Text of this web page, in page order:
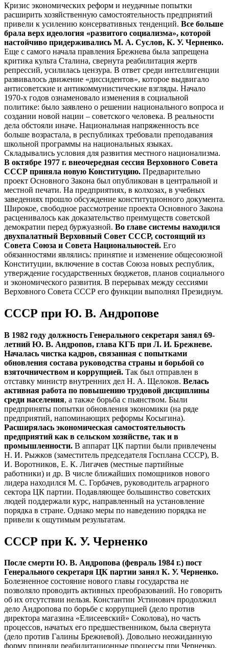
Кризис экономических реформ и неудачные попытки
расширить хозяйственную самостоятельность предприятий
привели к усилению консервативных тенденций. Все больше
брала верх идеология «развитого социализма», которой
настойчиво придерживались М. А. Суслов, К. У. Черненко.
Еще с самого начала правления Брежнева была запрещена
критика культа Сталина, свернута реабилитация жертв
репрессий, усилилась цензура. В ответ среди интеллигенции
развивалось движение «диссидентов», которое выдвигало
антисоветские и антикоммунистические взгляды. Начало
1970-х годов ознаменовало изменения в социальной
политике: было заявлено о решении национального вопроса и
создании новой нации – советского человека. В реальности
дела обстояли иначе. Национальная напряженность все
больше возрастала, в республиках требовали преподавания
школьной программы на национальных языках.
Складывались условия для развития местного национализма.
В октябре 1977 г. внеочередная сессия Верховного Совета
СССР приняла новую Конституцию. Предварительно
проект Основного Закона был опубликован в центральной и
местной печати. На предприятиях, в колхозах, в учебных
заведениях прошло обсуждение конституционного документа.
Широкое, свободное рассмотрение проекта Основного Закона
расценивалось как доказательство преимуществ советской
демократии перед буржуазной. Во главе системы находился
двухпалатный Верховный Совет СССР, состоящий из
Совета Союза и Совета Национальностей. Его
обязанностями являлись: принятие и изменение общесоюзной
Конституции, включение в состав Союза новых республик,
утверждение государственных бюджетов, планов социального
и экономического развития. В перерывах между сессиями
Верховного Совета СССР его функции выполнял Президиум.
СССР при Ю. В. Андропове
В 1982 году должность Генерального секретаря занял 69-
летний Ю. В. Андропов, глава КГБ при Л. И. Брежневе.
Началась чистка кадров, связанная с попытками
обновления состава руководства страны и борьбой со
взяточничеством и коррупцией. Так был отправлен в
отставку министр внутренних дел Н. А. Щелоков. Велась
активная работа по повышению трудовой дисциплины
среди населения, а также борьба с пьянством. Были
предприняты попытки обновления экономики (на ряде
предприятий, напоминающих реформы Косыгина).
Расширялась экономическая самостоятельность
предприятий как в сельском хозяйстве, так и в
промышленности. В аппарат ЦК партии были привлечены
Н. И. Рыжков (заместитель председателя Госплана СССР), В.
И. Воротников, Е. К. Лигачев (местные партийные
работники) и др. В числе ближайших помощников нового
лидера находился М. С. Горбачев, руководитель аграрного
сектора ЦК партии. Подавляющее большинство советских
людей поддержали курс, направленный на установление
порядка в стране. Однако меры по наведению порядка не
привели к ощутимым результатам.
СССР при К. У. Черненко
После смерти Ю. В. Андропова (февраль 1984 г.) пост
Генерального секретаря ЦК партии занял К. У. Черненко.
Болезненное состояние нового главы государства не
позволяло проводить активных преобразований. Но говорить
об их отсутствии нельзя. Константин Устинович продолжил
дело Андропова по борьбе с коррупцией (дело против
директора магазина «Елисеевский» Соколова), но часть
процессов, начатых его предшественником, была свернута
(дело против Галины Брежневой). Довольно неожиданную
форму приняли реабилитационные процессы при Черненко,